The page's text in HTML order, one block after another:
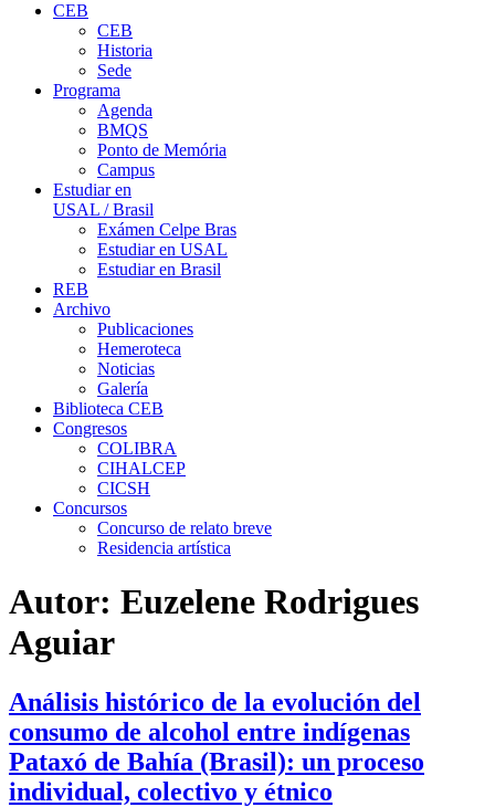
CEB
CEB
Historia
Sede
Programa
Agenda
BMQS
Ponto de Memória
Campus
Estudiar en
USAL / Brasil
Exámen Celpe Bras
Estudiar en USAL
Estudiar en Brasil
REB
Archivo
Publicaciones
Hemeroteca
Noticias
Galería
Biblioteca CEB
Congresos
COLIBRA
CIHALCEP
CICSH
Concursos
Concurso de relato breve
Residencia artística
Autor: Euzelene Rodrigues
Aguiar
Análisis histórico de la evolución del
consumo de alcohol entre indígenas
Pataxó de Bahía (Brasil): un proceso
individual, colectivo y étnico